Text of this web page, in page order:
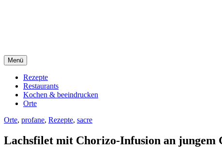
Menü
Rezepte
Restaurants
Kochen & beeindrucken
Orte
Orte, profane, Rezepte, sacre
Lachsfilet mit Chorizo-Infusion an jungem